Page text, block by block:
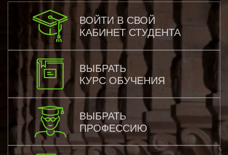
ВОЙТИ В СВОЙ
КАБИНЕТ СТУДЕНТА
ВЫБРАТЬ
КУРС ОБУЧЕНИЯ
ВЫБРАТЬ
ПРОФЕССИЮ